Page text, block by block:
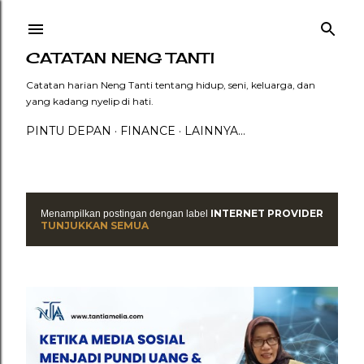
CATATAN NENG TANTI
Catatan harian Neng Tanti tentang hidup, seni, keluarga, dan
yang kadang nyelip di hati.
PINTU DEPAN FINANCE LAINNYA…
P
o
Menampilkan postingan dengan label INTERNET PROVIDER
TUNJUKKAN SEMUA